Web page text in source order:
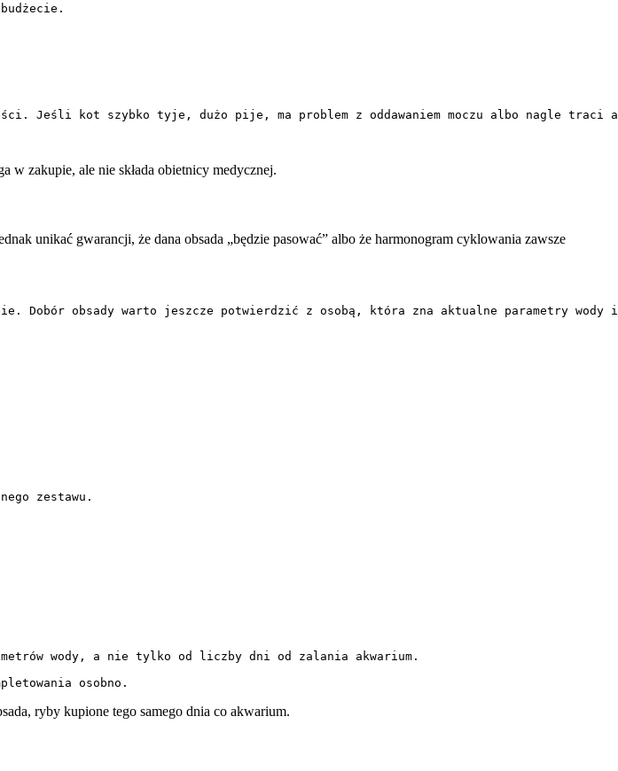
Jeśli kot szybko tyje, dużo pije, ma problem z oddawaniem moczu albo nagle
w zakupie, ale nie składa obietnicy medycznej.
unikać gwarancji, że dana obsada „będzie pasować” albo że harmonogram cyklowania zawsze
Dobór obsady warto jeszcze potwierdzić z osobą, która zna aktualne parametry wody i
zestawu.
wody, a nie tylko od liczby dni od zalania akwarium.
osobno.
ryby kupione tego samego dnia co akwarium.